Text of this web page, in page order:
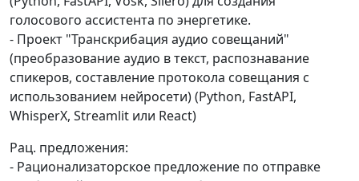
голосового ассистента по энергетике.
- Проект "Транскрибация аудио совещаний"
(преобразование аудио в текст, распознавание
спикеров, составление протокола совещания с
использованием нейросети) (Python, FastAPI,
WhisperX, Streamlit или React)
Рац. предложения:
- Рационализаторское предложение по отправке